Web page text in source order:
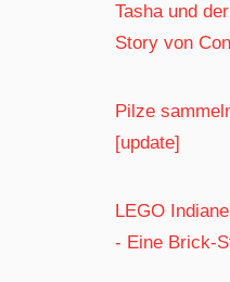
Tasha und
Story von
Pilze
[update]
LEGO
- Eine Brick-